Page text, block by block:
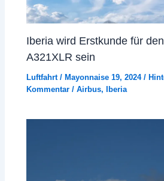
Iberia wird Erstkunde für
A321XLR sein
Luftfahrt/Mayonnaise 19, 2024/
Kommentar /Airbus,Iberia